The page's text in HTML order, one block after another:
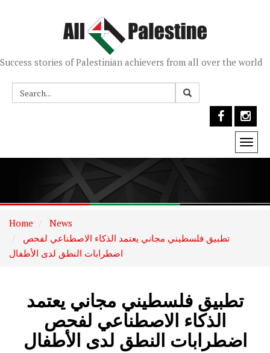
Success stories of Palestinian achievers from all over the world
Home
News
اضطرابات النطق لدى الأطفال
تطبيق فلسطيني مجاني يعتمد
الذكاء الاصطناعي لفحص
اضطرابات النطق لدى الأطفال